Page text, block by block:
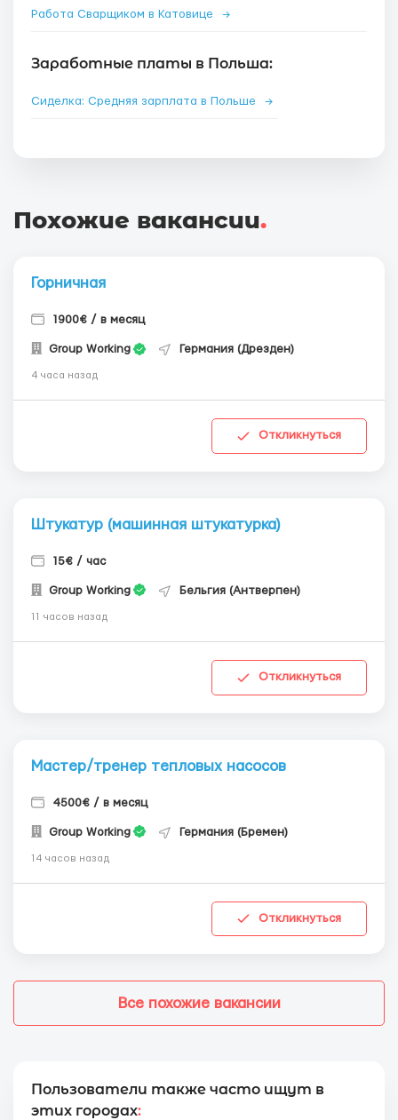
Работа Сварщиком в Катовице →
Заработные платы в Польша:
Сиделка: Средняя зарплата в Польше →
Похожие вакансии.
Горничная
1900€ / в месяц
Group Working Германия (Дрезден)
4 часа назад
Откликнуться
Штукатур (машинная штукатурка)
15€ / час
Group Working Бельгия (Антверпен)
11 часов назад
Откликнуться
Мастер/тренер тепловых насосов
4500€ / в месяц
Group Working Германия (Бремен)
14 часов назад
Откликнуться
Все похожие вакансии
Пользователи также часто ищут в
этих городах: